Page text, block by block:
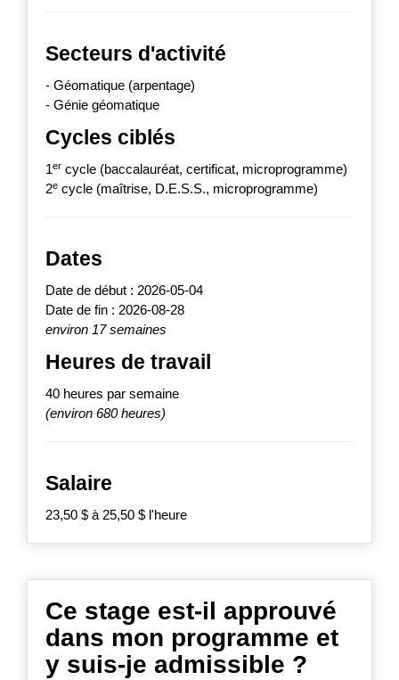
Secteurs d'activité
- Géomatique (arpentage)
- Génie géomatique
Cycles ciblés
1er cycle (baccalauréat, certificat, microprogramme)
2e cycle (maîtrise, D.E.S.S., microprogramme)
Dates
Date de début : 2026-05-04
Date de fin : 2026-08-28
environ 17 semaines
Heures de travail
40 heures par semaine
(environ 680 heures)
Salaire
23,50 $ à 25,50 $ l'heure
Ce stage est-il approuvé
dans mon programme et
y suis-je admissible ?